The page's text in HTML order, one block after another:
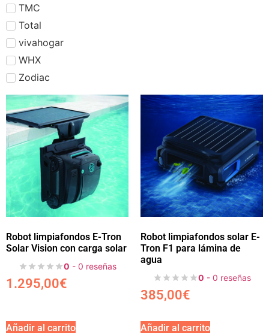
TMC
Total
vivahogar
WHX
Zodiac
Robot limpiafondos E-Tron
Solar Vision con carga solar
0 - 0 reseñas
1.295,00€
Añadir al carrito
Robot limpiafondos solar E-
Tron F1 para lámina de
agua
0 - 0 reseñas
385,00€
Añadir al carrito